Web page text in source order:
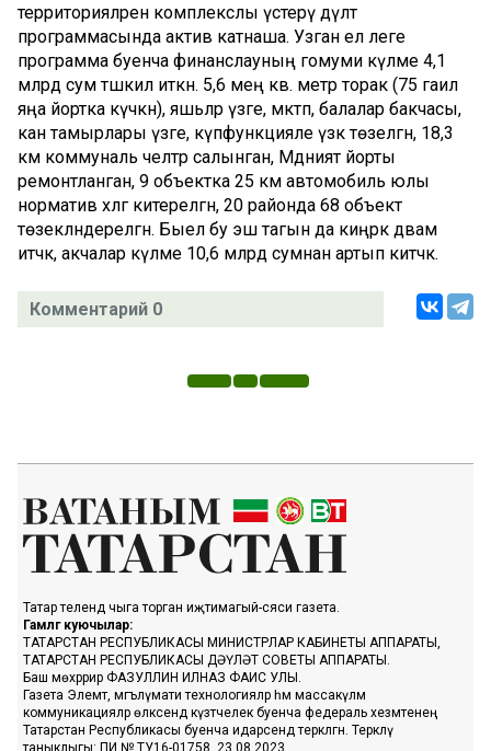
территорияләрен комплекслы үстерү дәүләт
программасында актив катнаша. Узган ел әлеге
программа буенча финанслауның гомуми күләме 4,1
млрд сум тәшкил иткән. 5,6 мең кв. метр торак (75 гаилә
яңа йортка күчкән), яшьләр үзәге, мәктәп, балалар бакчасы,
кан тамырлары үзәге, күпфункцияле үзәк төзелгән, 18,3
км коммуналь челтәр салынган, Мәдәният йорты
ремонтланган, 9 объектка 25 км автомобиль юлы
норматив хәлгә китерелгән, 20 районда 68 объект
төзекләндерелгән. Быел бу эш тагын да киңрәк дәвам
итәчәк, акчалар күләме 10,6 млрд сумнан артып китәчәк.
Комментарий 0
Татар телендә чыга торган иҗтимагый-сәяси газета.
Гамәлгә куючылар:
ТАТАРСТАН РЕСПУБЛИКАСЫ МИНИСТРЛАР КАБИНЕТЫ АППАРАТЫ,
ТАТАРСТАН РЕСПУБЛИКАСЫ ДӘҮЛӘТ СОВЕТЫ АППАРАТЫ.
Баш мөхәррир ФАЗУЛЛИН ИЛНАЗ ФАИС УЛЫ.
Газета Элемтә, мәгълүмати технологияләр һәм массакүләм
коммуникацияләр өлкәсендә күзәтчелек буенча федераль хезмәтенең
Татарстан Республикасы буенча идарәсендә теркәлгән. Теркәлү
таныклыгы: ПИ № ТУ16-01758, 23.08.2023.